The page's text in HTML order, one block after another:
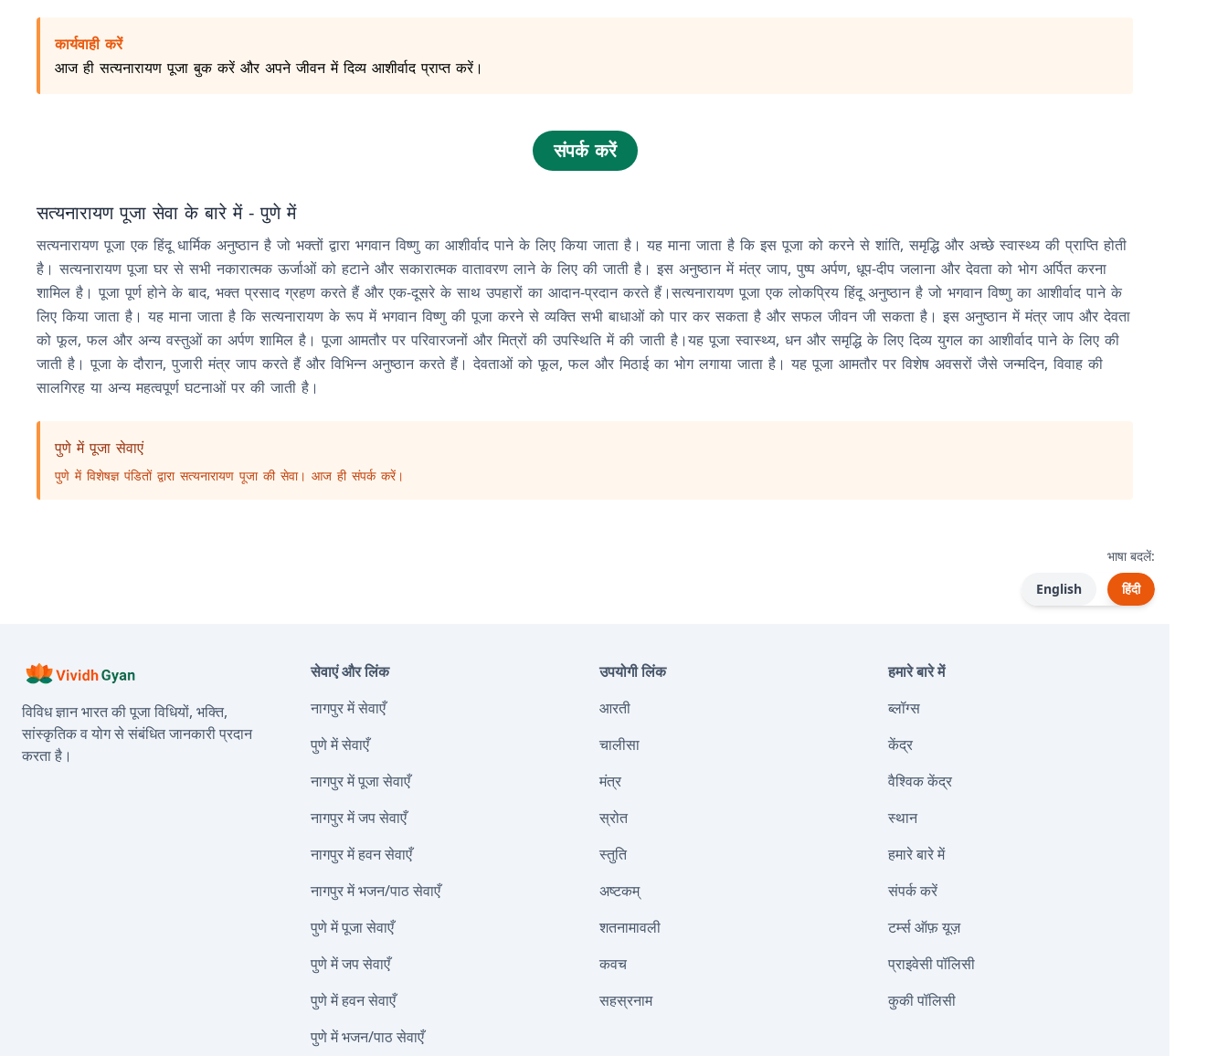
कार्यवाही करें
आज ही सत्यनारायण पूजा बुक करें और अपने जीवन में दिव्य आशीर्वाद प्राप्त करें।
संपर्क करें
सत्यनारायण पूजा सेवा के बारे में - पुणे में
सत्यनारायण पूजा एक हिंदू धार्मिक अनुष्ठान है जो भक्तों द्वारा भगवान विष्णु का आशीर्वाद पाने के लिए किया जाता है। यह माना जाता है कि इस पूजा को करने से शांति, समृद्धि और अच्छे स्वास्थ्य की प्राप्ति होती
है। सत्यनारायण पूजा घर से सभी नकारात्मक ऊर्जाओं को हटाने और सकारात्मक वातावरण लाने के लिए की जाती है। इस अनुष्ठान में मंत्र जाप, पुष्प अर्पण, धूप-दीप जलाना और देवता को भोग अर्पित करना
शामिल है। पूजा पूर्ण होने के बाद, भक्त प्रसाद ग्रहण करते हैं और एक-दूसरे के साथ उपहारों का आदान-प्रदान करते हैं।सत्यनारायण पूजा एक लोकप्रिय हिंदू अनुष्ठान है जो भगवान विष्णु का आशीर्वाद पाने के
लिए किया जाता है। यह माना जाता है कि सत्यनारायण के रूप में भगवान विष्णु की पूजा करने से व्यक्ति सभी बाधाओं को पार कर सकता है और सफल जीवन जी सकता है। इस अनुष्ठान में मंत्र जाप और देवता
को फूल, फल और अन्य वस्तुओं का अर्पण शामिल है। पूजा आमतौर पर परिवारजनों और मित्रों की उपस्थिति में की जाती है।यह पूजा स्वास्थ्य, धन और समृद्धि के लिए दिव्य युगल का आशीर्वाद पाने के लिए की
जाती है। पूजा के दौरान, पुजारी मंत्र जाप करते हैं और विभिन्न अनुष्ठान करते हैं। देवताओं को फूल, फल और मिठाई का भोग लगाया जाता है। यह पूजा आमतौर पर विशेष अवसरों जैसे जन्मदिन, विवाह की
सालगिरह या अन्य महत्वपूर्ण घटनाओं पर की जाती है।
पुणे में पूजा सेवाएं
पुणे में विशेषज्ञ पंडितों द्वारा सत्यनारायण पूजा की सेवा। आज ही संपर्क करें।
भाषा बदलें:
English
हिंदी
विविध ज्ञान भारत की पूजा विधियों, भक्ति,
सांस्कृतिक व योग से संबंधित जानकारी प्रदान
करता है।
सेवाएं और लिंक
नागपुर में सेवाएँ
पुणे में सेवाएँ
नागपुर में पूजा सेवाएँ
नागपुर में जप सेवाएँ
नागपुर में हवन सेवाएँ
नागपुर में भजन/पाठ सेवाएँ
पुणे में पूजा सेवाएँ
पुणे में जप सेवाएँ
पुणे में हवन सेवाएँ
पुणे में भजन/पाठ सेवाएँ
उपयोगी लिंक
आरती
चालीसा
मंत्र
स्रोत
स्तुति
अष्टकम्
शतनामावली
कवच
सहस्रनाम
हमारे बारे में
ब्लॉग्स
केंद्र
वैश्विक केंद्र
स्थान
हमारे बारे में
संपर्क करें
टर्म्स ऑफ़ यूज़
प्राइवेसी पॉलिसी
कुकी पॉलिसी